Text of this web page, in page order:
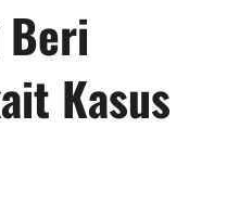
Kasus